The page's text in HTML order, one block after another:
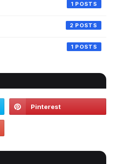
1
2
1